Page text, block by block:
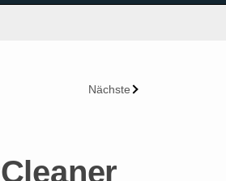
Nächste